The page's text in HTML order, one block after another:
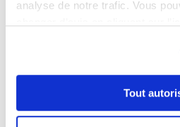
analyse de notre trafic. Vous
Tout
À
ouvré suivant
Acomptes